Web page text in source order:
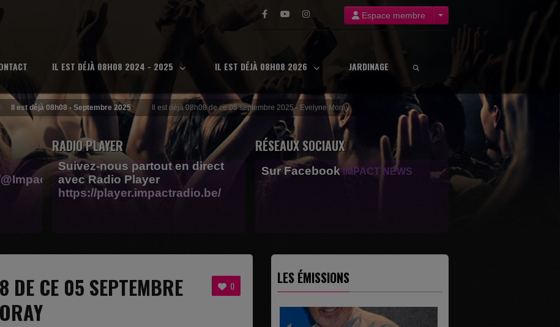
Espace membre
IL EST DÉJÀ 08H08 2024 - 2025 IL EST DÉJÀ 08H08 2026 JARDINAGE
Il est déjà 08h08 - Septembre 2025 Il est déjà 08h08 de ce 05 septembre 2025 - Evelyne Moray
RADIO PLAYER
Suivez-nous partout en direct
avec Radio Player
https://player.impactradio.be/
RÉSEAUX SOCIAUX
Sur Facebook IMPACT NEWS
0
DE CE 05 SEPTEMBRE
LES ÉMISSIONS